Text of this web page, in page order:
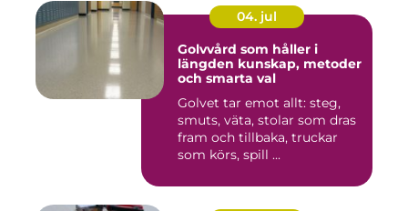
04. jul
Golvvård som håller i
längden kunskap, metoder
och smarta val
Golvet tar emot allt: steg,
smuts, väta, stolar som dras
fram och tillbaka, truckar
som körs, spill ...